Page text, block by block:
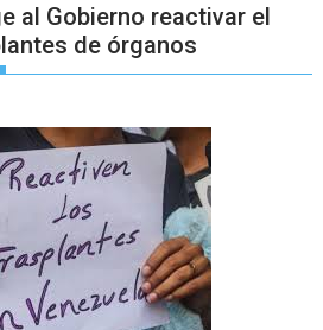
al Gobierno reactivar el
de órganos